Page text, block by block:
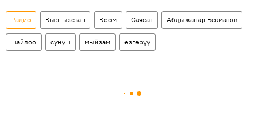
Радио Кыргызстан Коом Саясат Абдыжапар Бекматов
шайлоо сунуш мыйзам өзгөрүү